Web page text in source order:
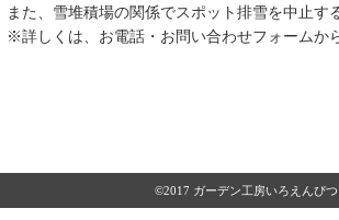
また、雪堆積場の関係でスポット排雪を中止す
※詳しくは、お電話・お問い合わせフォームか
©2017 ガーデン工房いろえんぴつ